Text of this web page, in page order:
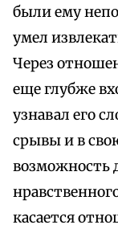
были ему
умел
Через
еще глубже
узнавал его
срывы и в
возможность
касается